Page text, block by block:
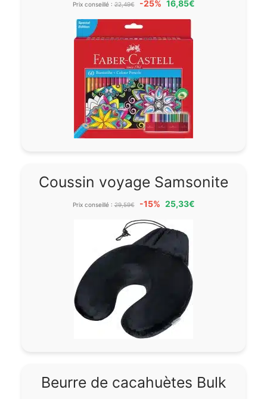
Prix conseillé :22,49€ -25% 16,85€
Coussin voyage Samsonite
Prix conseillé :29,59€ -15% 25,33€
Beurre de cacahuètes Bulk